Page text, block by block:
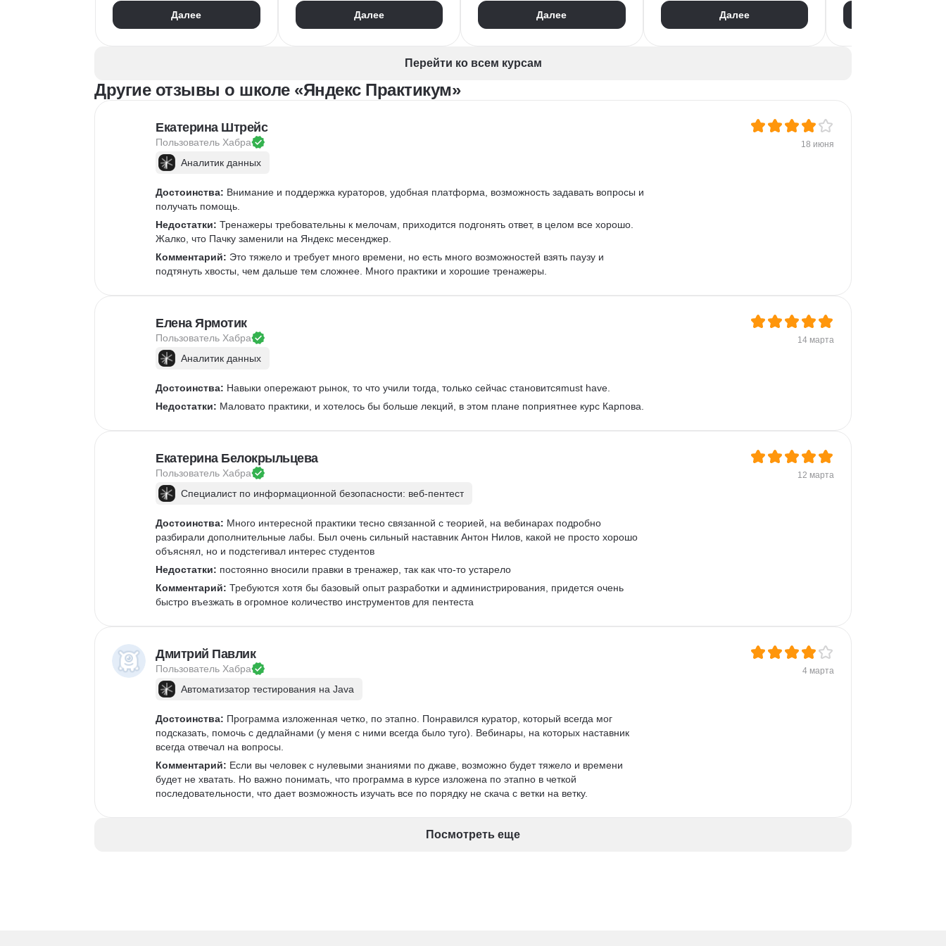
1С:Предприятие
XML
1С:БСПДалее Далее
Pytest
Далее
Ansible
Big Data
Firewall
Далее
Разработка CRM
Перейти ко всем курсам
Другие отзывы о школе «Яндекс Практикум»
Екатерина Штрейс
Пользователь Хабра 18 июня
Аналитик данных
Достоинства: Внимание и поддержка кураторов, удобная платформа, возможность задавать вопросы и
получать помощь.
Недостатки: Тренажеры требовательны к мелочам, приходится подгонять ответ, в целом все хорошо.
Жалко, что Пачку заменили на Яндекс месенджер.
Комментарий: Это тяжело и требует много времени, но есть много возможностей взять паузу и
подтянуть хвосты, чем дальше тем сложнее. Много практики и хорошие тренажеры.
Елена Ярмотик
Пользователь Хабра 14 марта
Аналитик данных
Достоинства: Навыки опережают рынок, то что учили тогда, только сейчас становитсяmust have.
Недостатки: Маловато практики, и хотелось бы больше лекций, в этом плане поприятнее курс Карпова.
Екатерина Белокрыльцева
Пользователь Хабра 12 марта
Специалист по информационной безопасности: веб-пентест
Достоинства: Много интересной практики тесно связанной с теорией, на вебинарах подробно
разбирали дополнительные лабы. Был очень сильный наставник Антон Нилов, какой не просто хорошо
объяснял, но и подстегивал интерес студентов
Недостатки: постоянно вносили правки в тренажер, так как что-то устарело
Комментарий: Требуются хотя бы базовый опыт разработки и администрирования, придется очень
быстро въезжать в огромное количество инструментов для пентеста
Дмитрий Павлик
Пользователь Хабра 4 марта
Автоматизатор тестирования на Java
Достоинства: Программа изложенная четко, по этапно. Понравился куратор, который всегда мог
подсказать, помочь с дедлайнами (у меня с ними всегда было туго). Вебинары, на которых наставник
всегда отвечал на вопросы.
Комментарий: Если вы человек с нулевыми знаниями по джаве, возможно будет тяжело и времени
будет не хватать. Но важно понимать, что программа в курсе изложена по этапно в четкой
последовательности, что дает возможность изучать все по порядку не скача с ветки на ветку.
Посмотреть еще